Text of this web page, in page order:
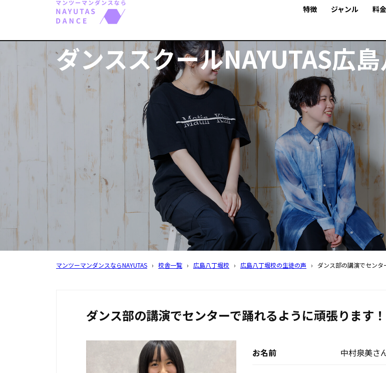
特徴 ジャンル 料金
ダンススクールNAYUTAS広
マンツーマンダンスならNAYUTAS › 校舎一覧 › 広島八丁堀校 › 広島八丁堀校の生徒の声 › ダンス部の講演でセンタ
ダンス部の講演でセンターで踊れるように頑張ります！
お名前 中村泉美さ